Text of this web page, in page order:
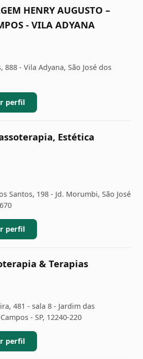
HENRY AUGUSTO –
- VILA ADYANA
888 - Vila Adyana, São José dos
perfil
Estética
Santos, 198 - Jd. Morumbi, São José
perfil
& Terapias
481 - sala 8 - Jardim das
- SP, 12240-220
perfil